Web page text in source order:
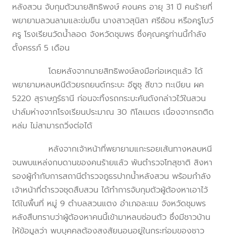
หลังสวน จับกุมตัวนายสิทธิพงษ์ คงนคร อายุ 31 ปี คนร้ายที่
พยายามลวนลามและข่มขืน นางสาวสุนิสา ศรีซ้อน หรือครูโบว์
ครู โรงเรียนวัดน้ำลอด จังหวัดชุมพร ซึ่งคุณครูท่านนี้กำลัง
ตั้งครรภ์ 5 เดือน
โดยหลังจากนายสิทธิพงษ์ลงมือก่อเหตุแล้ว ได้
พยายามหลบหนีด้วยรถยนต์กระบะ อีซูซุ สีขาว ทะเบียน ผค
5220 สุราษฎร์ธานี ก่อนจะทิ้งรถกระบะคันดังกล่าวไว้ในสวน
ปาล์มห่างจากโรงเรียนประมาณ 30 กิโลเมตร เนื่องจากรถติด
หล่ม ไม่สามารถวิ่งต่อได้
หลังจากเจ้าหน้าที่พยายามแกะรอยเส้นทางหลบหนี
จนพบแหล่งกบดานของคนร้ายแล้ว พันตำรวจโทสุชาติ สิงหา
รองผู้กำกับการสถานีตำรวจภูธรปากน้ำหลังสวน พร้อมกำลัง
เจ้าหน้าที่ตำรวจชุดสืบสวน ได้ทำการจับกุมตัวผู้ต้องหาเอาไว้
ได้ในพื้นที่ หมู่ 9 ตำบลสวนแตง อำเภอละแม จังหวัดชุมพร
หลังสืบทราบว่าผู้ต้องหาคนนี้เข้ามาหลบซ่อนตัว ซึ่งมีชาวบ้าน
ให้ข้อมูลว่า พบบุคคลต้องสงสัยนอนอยู่ในกระท่อมของชาว